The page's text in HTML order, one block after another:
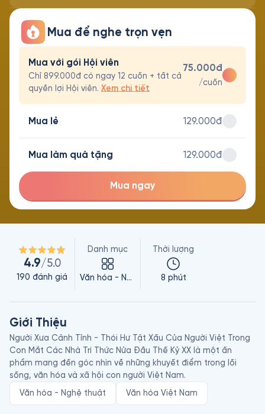
Mua để nghe trọn vẹn
Mua với gói Hội viên
Chỉ 899.000đ có ngay 12 cuốn + tất cả
quyền lợi Hội viên. Xem chi tiết
75.000đ
/cuốn
Mua lẻ 129.000đ
Mua làm quà tặng 129.000đ
Mua ngay
4.9/5.0
190 đánh giá
Danh mục
Văn hóa - Nghệ thuật
Thời lượng
8 phút
Giới Thiệu
Người Xưa Cảnh Tỉnh - Thói Hư Tật Xấu Của Người Việt Trong
Con Mắt Các Nhà Trí Thức Nửa Đầu Thế Kỷ XX là một ấn
phẩm mang đến góc nhìn về những khuyết điểm trong lối
Văn hóa - Nghệ thuật
Văn hóa Việt Nam